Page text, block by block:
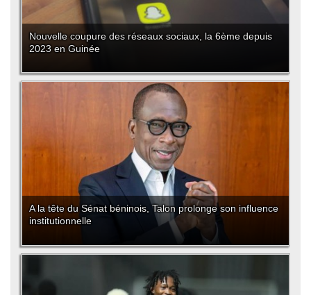
Nouvelle coupure des réseaux sociaux, la 6ème depuis
2023 en Guinée
A la tête du Sénat béninois, Talon prolonge son influence
institutionnelle